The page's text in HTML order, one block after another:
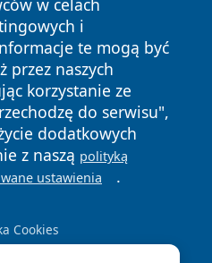
w celach
i
te mogą być
przez naszych
korzystanie ze
do serwisu",
dodatkowych
z naszą polityką
ustawienia .
Cookies
Wszystkie prawa
Polityka
Cookies